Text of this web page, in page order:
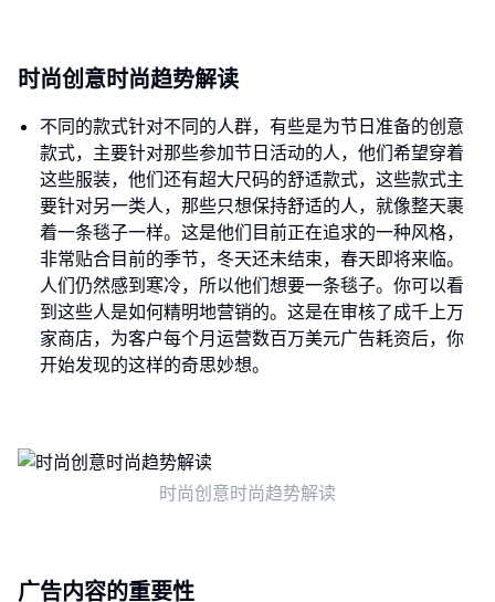
时尚创意时尚趋势解读
不同的款式针对不同的人群，有些是为节日准备的创意
款式，主要针对那些参加节日活动的人，他们希望穿着
这些服装，他们还有超大尺码的舒适款式，这些款式主
要针对另一类人，那些只想保持舒适的人，就像整天裹
着一条毯子一样。这是他们目前正在追求的一种风格，
非常贴合目前的季节，冬天还未结束，春天即将来临。
人们仍然感到寒冷，所以他们想要一条毯子。你可以看
到这些人是如何精明地营销的。这是在审核了成千上万
家商店，为客户每个月运营数百万美元广告耗资后，你
开始发现的这样的奇思妙想。
时尚创意时尚趋势解读
广告内容的重要性